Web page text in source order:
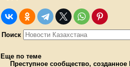
Поиск
Еще по теме
Преступное сообщество,